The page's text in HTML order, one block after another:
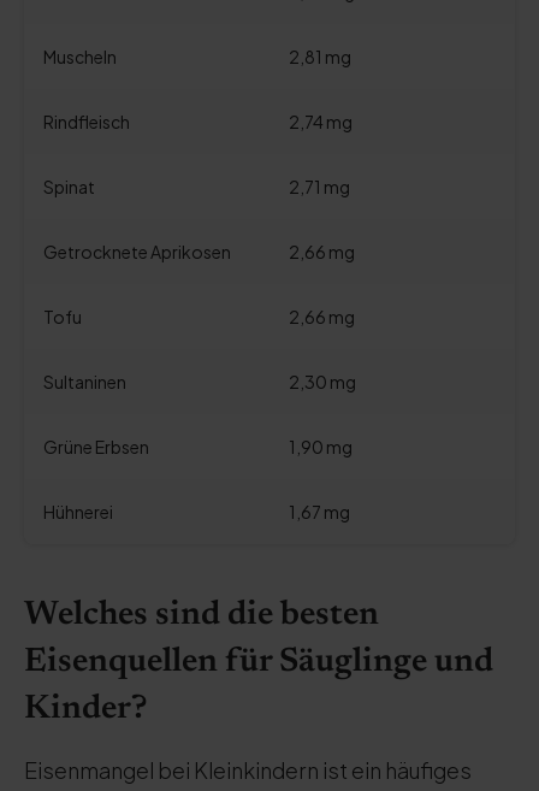
Muscheln 2,81 mg
Rindfleisch 2,74 mg
Spinat 2,71 mg
Getrocknete Aprikosen 2,66 mg
Tofu 2,66 mg
Sultaninen 2,30 mg
Grüne Erbsen 1,90 mg
Hühnerei 1,67 mg
Welches sind die besten
Eisenquellen für Säuglinge und
Kinder?
Eisenmangel bei Kleinkindern ist ein häufiges